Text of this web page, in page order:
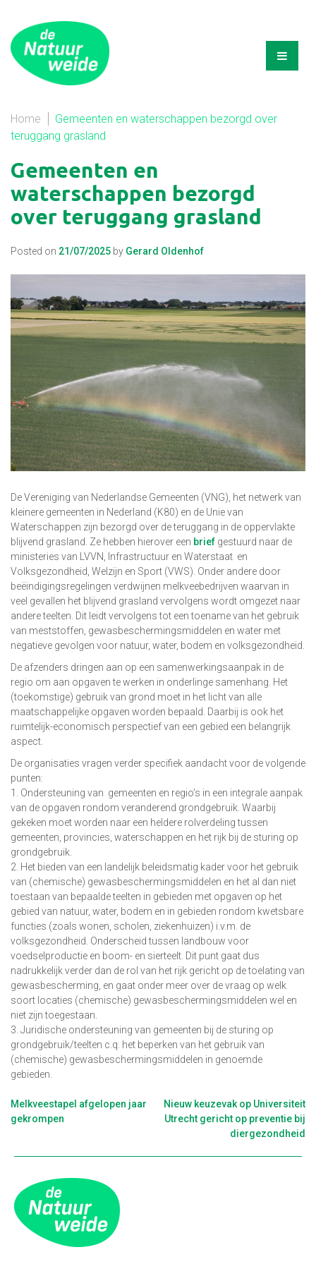
Home
Gemeenten en waterschappen bezorgd over
teruggang grasland
Gemeenten en
waterschappen bezorgd
over teruggang grasland
Posted on 21/07/2025 by Gerard Oldenhof
De Vereniging van Nederlandse Gemeenten (VNG), het netwerk van
kleinere gemeenten in Nederland (K80) en de Unie van
Waterschappen zijn bezorgd over de teruggang in de oppervlakte
blijvend grasland. Ze hebben hierover een brief gestuurd naar de
ministeries van LVVN, Infrastructuur en Waterstaat en
Volksgezondheid, Welzijn en Sport (VWS). Onder andere door
beëindigingsregelingen verdwijnen melkveebedrijven waarvan in
veel gevallen het blijvend grasland vervolgens wordt omgezet naar
andere teelten. Dit leidt vervolgens tot een toename van het gebruik
van meststoffen, gewasbeschermingsmiddelen en water met
negatieve gevolgen voor natuur, water, bodem en volksgezondheid.
De afzenders dringen aan op een samenwerkingsaanpak in de
regio om aan opgaven te werken in onderlinge samenhang. Het
(toekomstige) gebruik van grond moet in het licht van alle
maatschappelijke opgaven worden bepaald. Daarbij is ook het
ruimtelijk-economisch perspectief van een gebied een belangrijk
aspect.
De organisaties vragen verder specifiek aandacht voor de volgende
punten:
1. Ondersteuning van gemeenten en regio’s in een integrale aanpak
van de opgaven rondom veranderend grondgebruik. Waarbij
gekeken moet worden naar een heldere rolverdeling tussen
gemeenten, provincies, waterschappen en het rijk bij de sturing op
grondgebruik.
2. Het bieden van een landelijk beleidsmatig kader voor het gebruik
van (chemische) gewasbeschermingsmiddelen en het al dan niet
toestaan van bepaalde teelten in gebieden met opgaven op het
gebied van natuur, water, bodem en in gebieden rondom kwetsbare
functies (zoals wonen, scholen, ziekenhuizen) i.v.m. de
volksgezondheid. Onderscheid tussen landbouw voor
voedselproductie en boom- en sierteelt. Dit punt gaat dus
nadrukkelijk verder dan de rol van het rijk gericht op de toelating van
gewasbescherming, en gaat onder meer over de vraag op welk
soort locaties (chemische) gewasbeschermingsmiddelen wel en
niet zijn toegestaan.
3. Juridische ondersteuning van gemeenten bij de sturing op
grondgebruik/teelten c.q. het beperken van het gebruik van
(chemische) gewasbeschermingsmiddelen in genoemde
gebieden.
Berichtnavigatie
Melkveestapel afgelopen jaar
gekrompen
Nieuw keuzevak op Universiteit
Utrecht gericht op preventie bij
diergezondheid